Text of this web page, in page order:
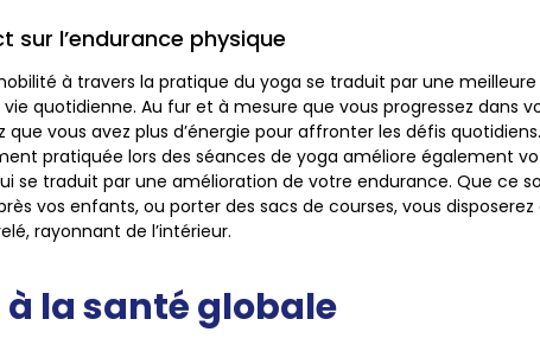
sur l’endurance physique
à travers la pratique du yoga se traduit par une
quotidienne. Au fur et à mesure que vous progressez dans
vous avez plus d’énergie pour affronter les défis
pratiquée lors des séances de yoga améliore également
se traduit par une amélioration de votre endurance. Que ce
vos enfants, ou porter des sacs de courses, vous disposerez
rayonnant de l’intérieur.
à la santé globale